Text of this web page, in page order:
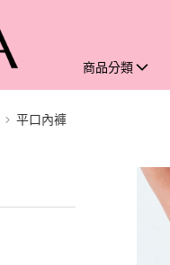
商品分類
平口內褲